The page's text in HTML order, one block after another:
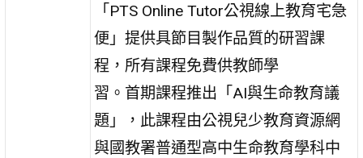
「PTS Online Tutor公視線上教育宅急
便」提供具節目製作品質的研習課
程，所有課程免費供教師學
習。首期課程推出「AI與生命教育議
題」，此課程由公視兒少教育資源網
與國教署普通型高中生命教育學科中